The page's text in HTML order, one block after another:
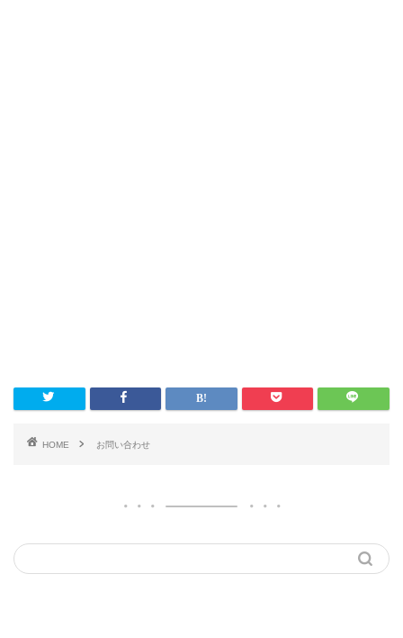
HOME お問い合わせ